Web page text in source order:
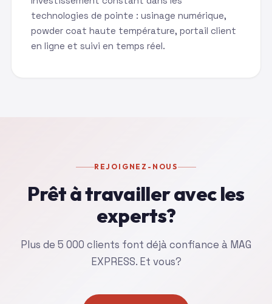
technologies de pointe : usinage numérique,
powder coat haute température, portail client
en ligne et suivi en temps réel.
REJOIGNEZ-NOUS
Prêt à travailler avec les
experts?
Plus de 5 000 clients font déjà confiance à MAG
EXPRESS. Et vous?